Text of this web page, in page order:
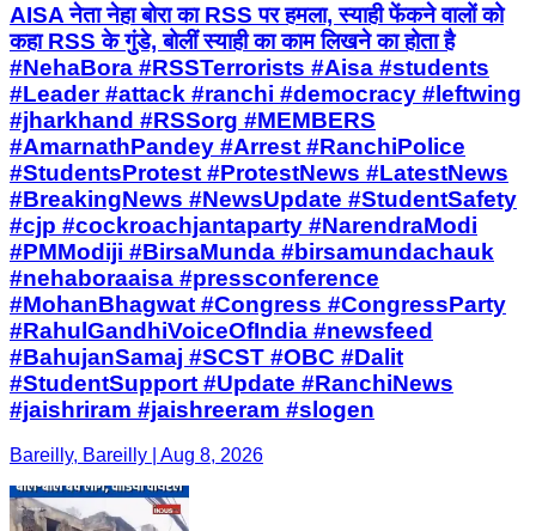
AISA नेता नेहा बोरा का RSS पर हमला, स्याही फेंकने वालों को
कहा RSS के गुंडे, बोलीं स्याही का काम लिखने का होता है
#NehaBora #RSSTerrorists #Aisa #students
#Leader #attack #ranchi #democracy #leftwing
#jharkhand #RSSorg #MEMBERS
#AmarnathPandey #Arrest #RanchiPolice
#StudentsProtest #ProtestNews #LatestNews
#BreakingNews #NewsUpdate #StudentSafety
#cjp #cockroachjantaparty #NarendraModi
#PMModiji #BirsaMunda #birsamundachauk
#nehaboraaisa #pressconference
#MohanBhagwat #Congress #CongressParty
#RahulGandhiVoiceOfIndia #newsfeed
#BahujanSamaj #SCST #OBC #Dalit
#StudentSupport #Update #RanchiNews
#jaishriram #jaishreeram #slogen
Bareilly, Bareilly | Aug 8, 2026